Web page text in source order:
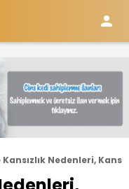

Nedenleri,